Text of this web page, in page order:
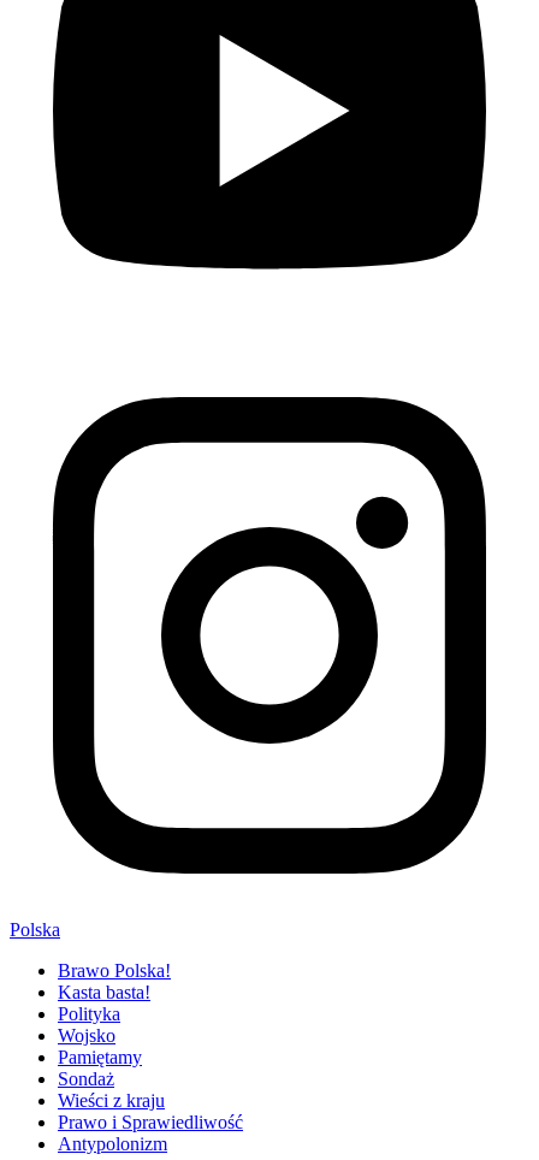
Polska
Brawo Polska!
Kasta basta!
Polityka
Wojsko
Pamiętamy
Sondaż
Wieści z kraju
Prawo i Sprawiedliwość
Antypolonizm